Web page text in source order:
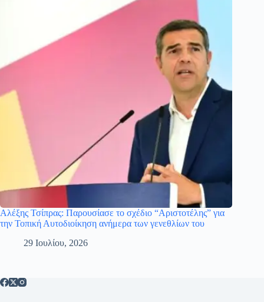
Αλέξης Τσίπρας: Παρουσίασε το σχέδιο “Αριστοτέλης” για
την Τοπική Αυτοδιοίκηση ανήμερα των γενεθλίων του
29 Ιουλίου, 2026